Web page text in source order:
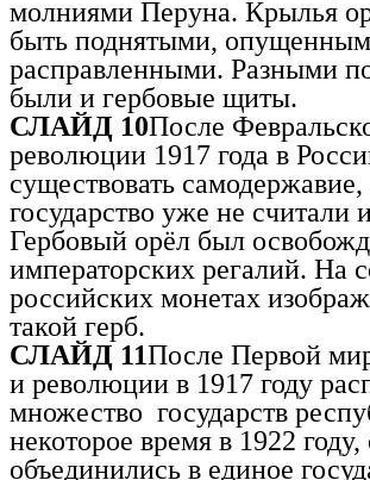
молниями Перуна. Крылья
быть поднятыми,
расправленными. Разными
были и гербовые щиты.
СЛАЙД 10После
революции 1917 года в
существовать самодержавие,
государство уже не считали
Гербовый орёл был
императорских регалий. На
российских монетах
такой герб.
СЛАЙД 11После Первой
и революции в 1917 году
множество государств
некоторое время в 1922
объединились в единое